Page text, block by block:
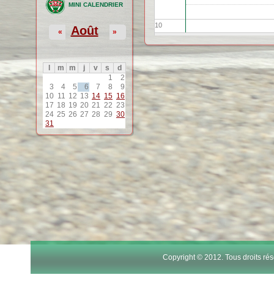
MINI CALENDRIER
Août
« »
m m j v s
d
1
2
3
4 5 6 7 8
9
10 11 12 13 14 15 16
17 18 19 20 21 22 23
24 25 26 27 28 29 30
31
10
11
12
13
15
17
Copyright © 2012. Tous droits